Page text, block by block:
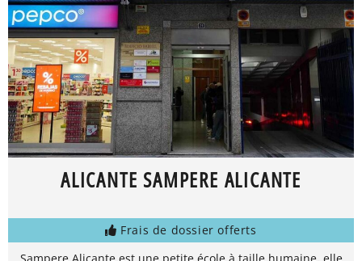
ALICANTE SAMPERE ALICANTE
Frais de dossier offerts